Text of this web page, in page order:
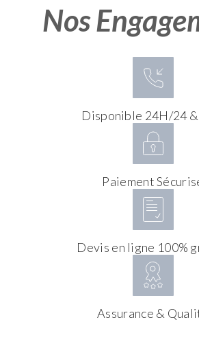
Nos
Disponible 24H/24
Paiement
Devis en ligne 100%
Assurance &